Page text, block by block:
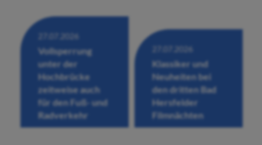
27.07.2026
Vollsperrung
unter der
Hochbrücke
zeitweise auch
für den Fuß- und
Radverkehr
27.07.2026
Klassiker und
Neuheiten bei
den dritten Bad
Hersfelder
Filmnächten